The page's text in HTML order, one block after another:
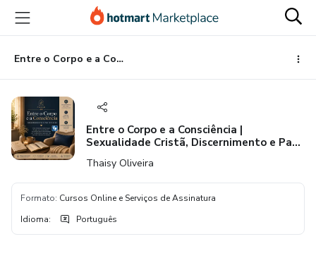
para
conteúdo
principal
para
pagamento
para
rodapé
Entre o Corpo e a Consciência | Sexualidade Cristã, Discernimento e Paz Interior + Delicadamente
Entre o Corpo e a Consciência |
Sexualidade Cristã, Discernimento e Paz
Thaisy Oliveira
Formato: Cursos Online e Serviços de Assinatura
Idioma: Português